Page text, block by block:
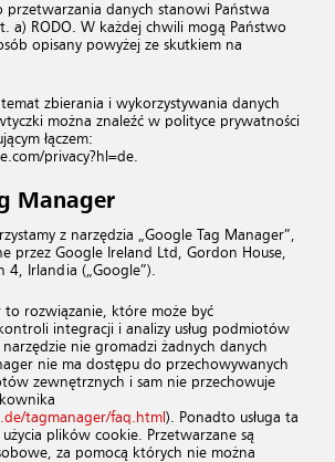
przetwarzania danych stanowi Państwa
a) RODO. W każdej chwili mogą Państwo
opisany powyżej ze skutkiem na
zbierania i wykorzystywania danych
można znaleźć w polityce prywatności
łączem:
privacy?hl=de
Manager
z narzędzia „Google Tag Manager”,
przez Google Ireland Ltd, Gordon House,
4, Irlandia („Google”).
to rozwiązanie, które może być
integracji i analizy usług podmiotów
nie gromadzi żadnych danych
nie ma dostępu do przechowywanych
zewnętrznych i sam nie przechowuje
tagmanager/faq.html ). Ponadto usługa ta
użycia plików cookie. Przetwarzane są
za pomocą których nie można